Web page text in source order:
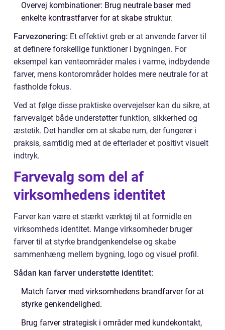
Overvej kombinationer: Brug neutrale baser med
enkelte kontrastfarver for at skabe struktur.
Farvezonering: Et effektivt greb er at anvende farver til
at definere forskellige funktioner i bygningen. For
eksempel kan venteområder males i varme, indbydende
farver, mens kontorområder holdes mere neutrale for at
fastholde fokus.
Ved at følge disse praktiske overvejelser kan du sikre, at
farvevalget både understøtter funktion, sikkerhed og
æstetik. Det handler om at skabe rum, der fungerer i
praksis, samtidig med at de efterlader et positivt visuelt
indtryk.
Farvevalg som del af
virksomhedens identitet
Farver kan være et stærkt værktøj til at formidle en
virksomheds identitet. Mange virksomheder bruger
farver til at styrke brandgenkendelse og skabe
sammenhæng mellem bygning, logo og visuel profil.
Sådan kan farver understøtte identitet:
Match farver med virksomhedens brandfarver for at
styrke genkendelighed.
Brug farver strategisk i områder med kundekontakt,